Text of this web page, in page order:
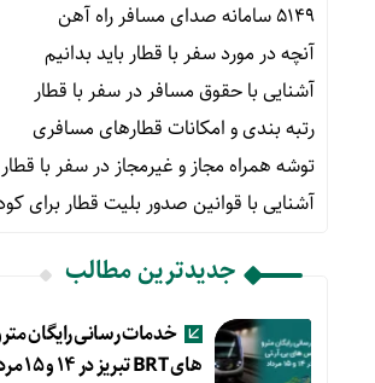
۵۱۴۹ سامانه صدای مسافر راه آهن
آنچه در مورد سفر با قطار باید بدانیم
آشنایی با حقوق مسافر در سفر با قطار
رتبه بندی و امکانات قطارهای مسافری
توشه همراه مجاز و غیرمجاز در سفر با قطار
آشنایی با قوانین صدور بلیت قطار برای
جدیدترین مطالب
خدمات رسانی رایگان
های BRT تبریز در ۱۴ و ۱۵ مرداد